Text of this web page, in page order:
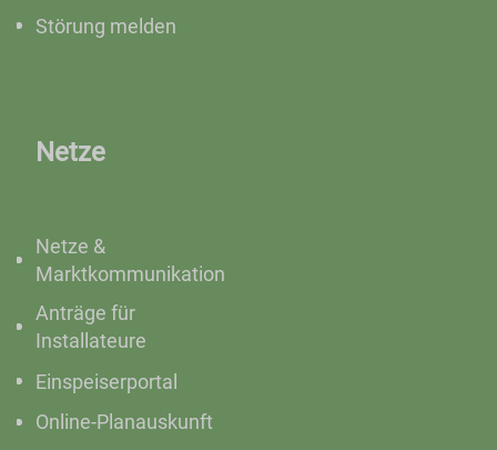
Störung melden
Netze
Netze &
Marktkommunikation
Anträge für
Installateure
Einspeiserportal
Online-Planauskunft